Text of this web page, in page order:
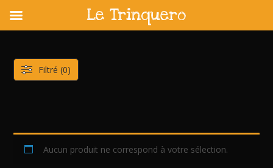
content
Aucun produit ne correspond à votre sélection.
Filtré (0)
Le Trinquero